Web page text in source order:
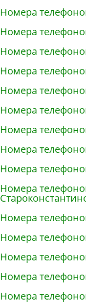
Номера
Номера
Номера
Номера
Номера
Номера
Номера
Номера
Номера
Номера
Номера
Номера
Номера
Номера
Номера